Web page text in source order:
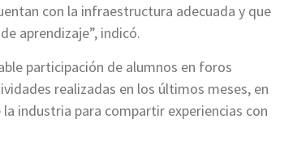
con la infraestructura adecuada y que
aprendizaje”, indicó.
participación de alumnos en foros
realizadas en los últimos meses, en
industria para compartir experiencias con